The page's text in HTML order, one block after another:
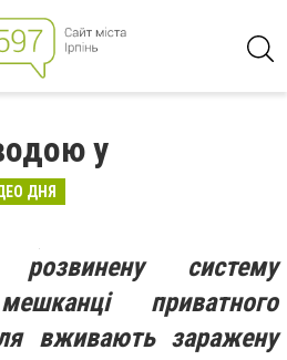
у
ДНЯ
систему
приватного
вживають заражену